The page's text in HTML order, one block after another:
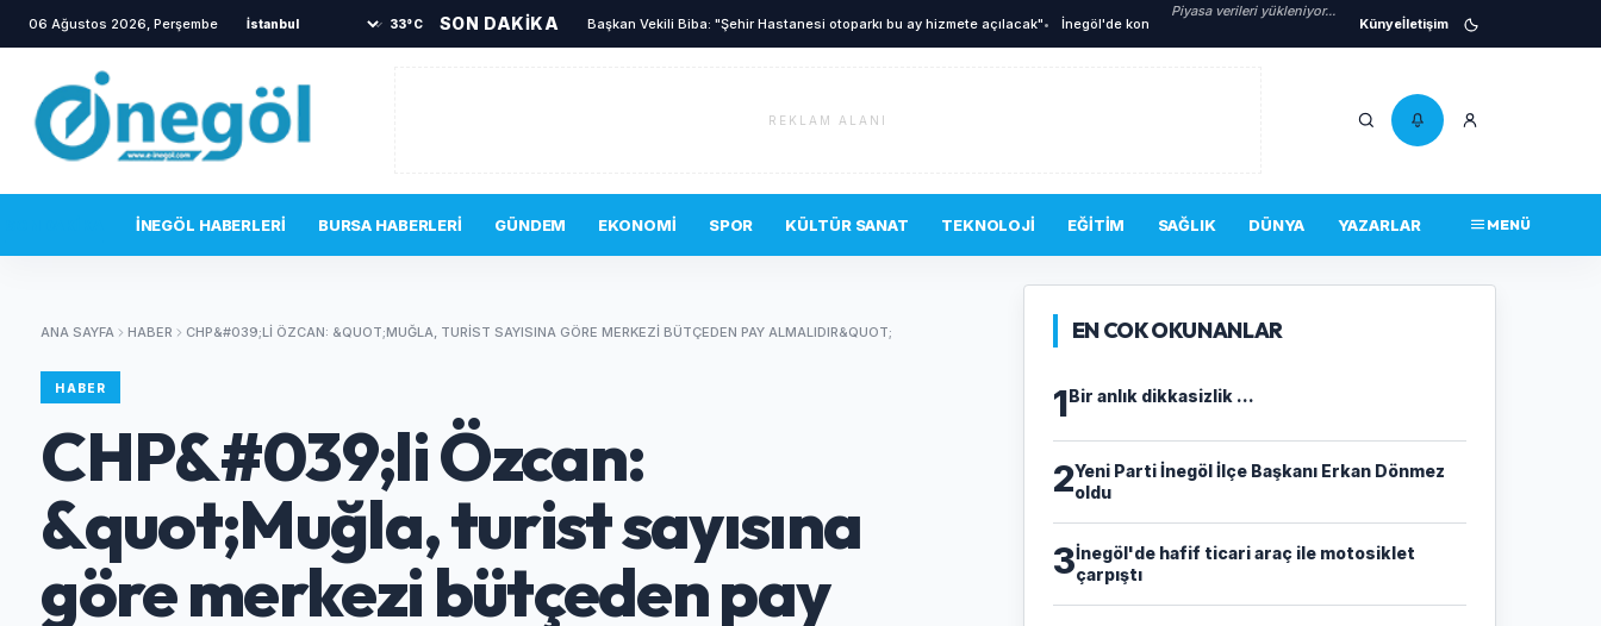
06 Ağustos 2026, Perşembe 33°C SON DAKİKA
• İnegöl'ün lezzetleri vitrine çıkıyor• Başkan Vekili Biba: "Şehir Hastanesi otoparkı bu ay hizmete açılacak"• İnegöl'de kontrolsüz kavşakta kaza! Alanyurt Yüzme Havuzunda Yapım Çalışmaları
Piyasa verileri yükleniyor...
Künyeİletişim
REKLAM ALANI
İNEGÖL HABERLERI BURSA HABERLERI GÜNDEM EKONOMI SPOR KÜLTÜR SANAT TEKNOLOJI EĞITIM SAĞLIK DÜNYA YAZARLAR MENÜ
ANA SAYFA HABER CHP&#039;LI ÖZCAN: &QUOT;MUĞLA, TURIST SAYISINA GÖRE MERKEZI BÜTÇEDEN PAY ALMALIDIR&QUOT;
HABER
CHP&#039;li Özcan:
&quot;Muğla, turist sayısına
göre merkezi bütçeden pay
EN COK OKUNANLAR
1Bir anlık dikkasizlik ...
2Yeni Parti İnegöl İlçe Başkanı Erkan Dönmez
oldu
3İnegöl'de hafif ticari araç ile motosiklet
çarpıştı